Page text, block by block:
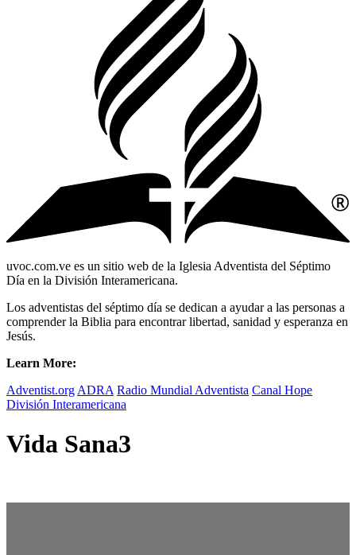
uvoc.com.ve es un sitio web de la Iglesia Adventista del Séptimo
Día en la División Interamericana.
Los adventistas del séptimo día se dedican a ayudar a las personas a
comprender la Biblia para encontrar libertad, sanidad y esperanza en
Jesús.
Learn More:
Adventist.org ADRA Radio Mundial Adventista Canal Hope
División Interamericana
Vida Sana3